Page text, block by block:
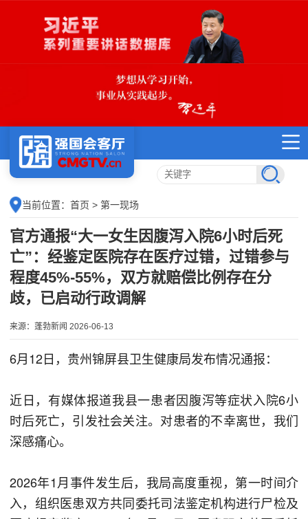
当前位置： 首页 > 第一现场
官方通报“大一女生因腹泻入院6小时后死
亡”：经鉴定医院存在医疗过错，过错参与
程度45%-55%，双方就赔偿比例存在分
歧，已启动行政调解
来源：蓬勃新闻 2026-06-13
6月12日，贵州锦屏县卫生健康局发布情况通报：
近日，有媒体报道我县一患者因腹泻等症状入院6小
时后死亡，引发社会关注。对患者的不幸离世，我们
深感痛心。
2026年1月事件发生后，我局高度重视，第一时间介
入，组织医患双方共同委托司法鉴定机构进行尸检及